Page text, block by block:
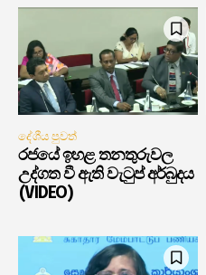
දේශීය පුවත්
රජයේ ඉහළ තනතුරුවල
උද්ගත වී ඇති වැටුප් අර්බුදය
(VIDEO)